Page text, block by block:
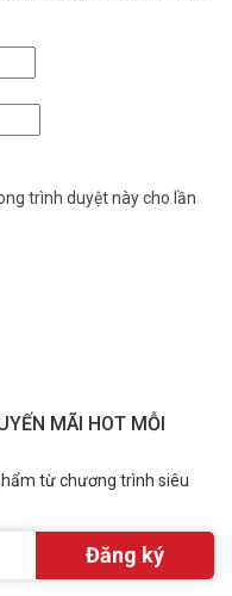
trình duyệt này cho lần
MÃI HOT MỖI
từ chương trình siêu